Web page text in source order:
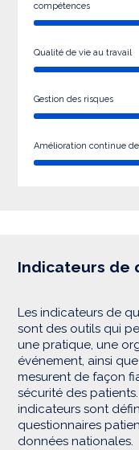
compétences
Qualité de vie au travail
Gestion des risques
Amélioration continue
Indicateurs de
Les indicateurs de
sont des outils qui
une pratique, une
événement, ainsi
mesurent de façon
sécurité des
indicateurs sont
questionnaires
données nationales.